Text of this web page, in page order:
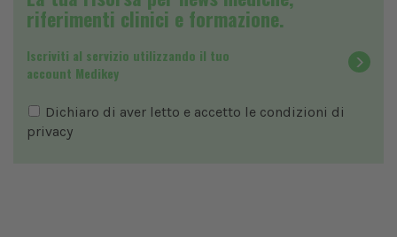
riferimenti clinici e formazione.
Iscriviti al servizio utilizzando il tuo
account Medikey
Dichiaro di aver letto e accetto le condizioni di
privacy